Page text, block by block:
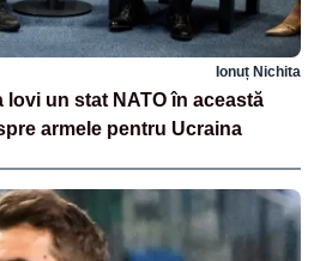
Ionuț Nichita
lovi un stat NATO în această
armele pentru Ucraina